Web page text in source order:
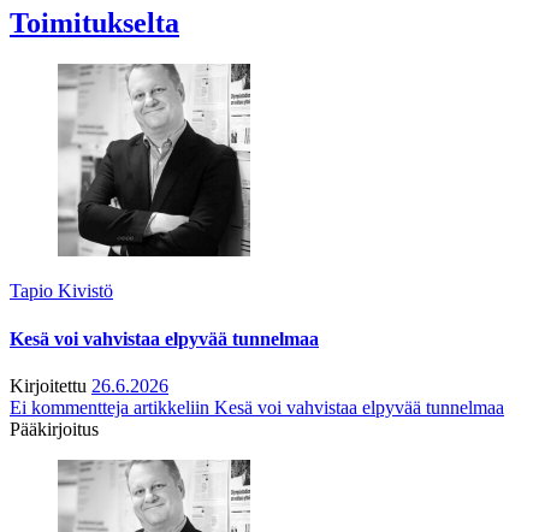
Toimitukselta
Tapio Kivistö
Kesä voi vahvistaa elpyvää tunnelmaa
Kirjoitettu 26.6.2026
Ei kommentteja artikkeliin Kesä voi vahvistaa elpyvää tunnelmaa
Pääkirjoitus